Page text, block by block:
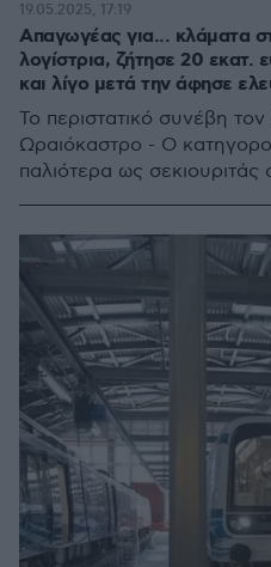
Απαγωγέας για... κλάματα
λογίστρια, ζήτησε 20
και λίγο μετά την άφησε
Το περιστατικό συνέβη
Ωραιόκαστρο - Ο
παλιότερα ως σεκιουριτάς
19.05.2025, 17:19